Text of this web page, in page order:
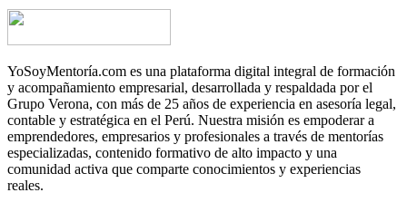
YoSoyMentoría.com es una plataforma digital integral de formación
y acompañamiento empresarial, desarrollada y respaldada por el
Grupo Verona, con más de 25 años de experiencia en asesoría legal,
contable y estratégica en el Perú. Nuestra misión es empoderar a
emprendedores, empresarios y profesionales a través de mentorías
especializadas, contenido formativo de alto impacto y una
comunidad activa que comparte conocimientos y experiencias
reales.